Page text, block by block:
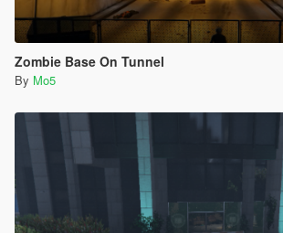
Zombie Base On Tunnel
By Mo5